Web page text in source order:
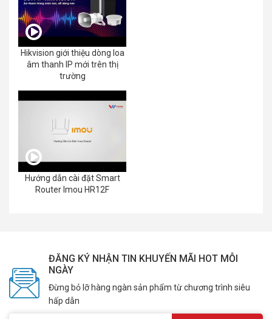
Hikvision giới thiệu dòng loa
âm thanh IP mới trên thị
trường
Hướng dẫn cài đặt Smart
Router Imou HR12F
ĐĂNG KÝ NHẬN TIN KHUYẾN MÃI HOT MỖI
NGÀY
Đừng bỏ lỡ hàng ngàn sản phẩm từ chương trình siêu
hấp dẫn